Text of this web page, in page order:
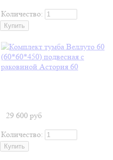
Количество:
29 600 руб
Количество: